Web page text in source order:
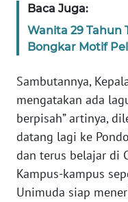
Baca Juga:
Wanita 29 Tahun
Bongkar Motif
Sambutannya,
mengatakan ada
berpisah” artinya,
datang lagi ke
dan terus belajar di
Kampus-kampus
Unimuda siap
WN
WN
WN
NTT
WN
KEPRI